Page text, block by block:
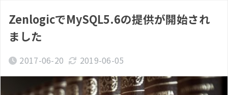
ZenlogicでMySQL5.6の提供が開始され
ました
2017-06-20 2019-06-05